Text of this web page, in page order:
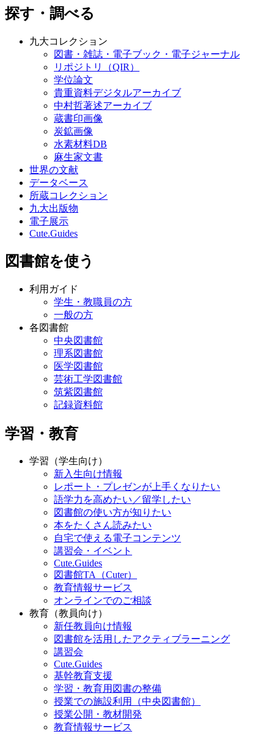
探す・調べる
九大コレクション
図書・雑誌・電子ブック・電子ジャーナル
リポジトリ（QIR）
学位論文
貴重資料デジタルアーカイブ
中村哲著述アーカイブ
蔵書印画像
炭鉱画像
水素材料DB
麻生家文書
世界の文献
データベース
所蔵コレクション
九大出版物
電子展示
Cute.Guides
図書館を使う
利用ガイド
学生・教職員の方
一般の方
各図書館
中央図書館
理系図書館
医学図書館
芸術工学図書館
筑紫図書館
記録資料館
学習・教育
学習（学生向け）
新入生向け情報
レポート・プレゼンが上手くなりたい
語学力を高めたい／留学したい
図書館の使い方が知りたい
本をたくさん読みたい
自宅で使える電子コンテンツ
講習会・イベント
Cute.Guides
図書館TA（Cuter）
教育情報サービス
オンラインでのご相談
教育（教員向け）
新任教員向け情報
図書館を活用したアクティブラーニング
講習会
Cute.Guides
基幹教育支援
学習・教育用図書の整備
授業での施設利用（中央図書館）
授業公開・教材開発
教育情報サービス